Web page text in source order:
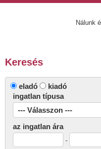
Nálunk
Keresés
eladó
kiadó
ingatlan típusa
az ingatlan ára
-